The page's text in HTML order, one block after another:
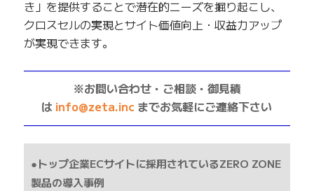
き」を提供することで潜在的ニーズを掘り起こし、
クロスセルの実現とサイト価値向上・収益力アップ
が実現できます。
※お問い合わせ・ご相談・御見積
は info@zeta.inc までお気軽にご連絡下さい
●トップ企業ECサイトに採用されているZERO ZONE
製品の導入事例